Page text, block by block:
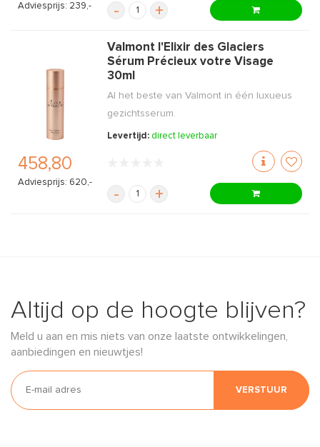
Adviesprijs: 239,- - +
458,80
Adviesprijs: 620,-
Valmont l'Elixir des Glaciers
Sérum Précieux votre Visage
30ml
Al het beste van Valmont in één luxueus
gezichtsserum.
Levertijd: direct leverbaar
- +
Altijd op de hoogte blijven?
Meld u aan en mis niets van onze laatste ontwikkelingen,
aanbiedingen en nieuwtjes!
VERSTUUR